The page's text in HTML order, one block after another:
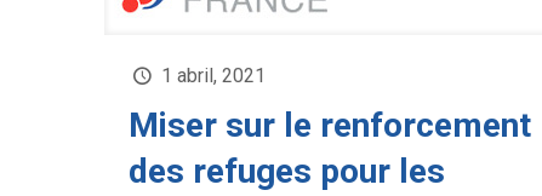
1 abril, 2021
Miser sur le renforcement
des refuges pour les